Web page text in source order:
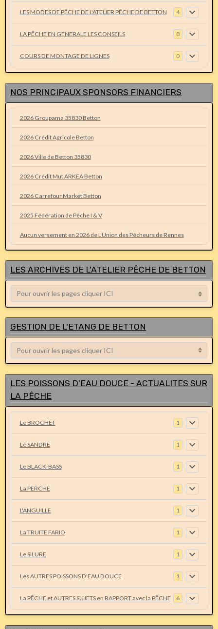
LES MODES DE PÊCHE DE L'ATELIER PÊCHE DE BETTON 4
LA PÊCHE EN GENERALE LES CONSEILS 8
COURS DE MONTAGE DE LIGNES 0
NOS PRINCIPAUX SPONSORS FINANCIERS
2026 Groupama 35830 Betton
2026 Crédit Agricole Betton
2026 Ville de Betton 35830
2026 Crédit Mut ARKEA Betton
2026 Carrefour Market Betton
2025 Fédération de Pêche I & V
Aucun versement en 2026 de L'Union des Pêcheurs de Rennes
LES ARCHIVES DE L'ATELIER PÊCHE DE BETTON
GESTION DE L'ETANG DE BETTON
LES POISSONS D'EAU DOUCE - ACTUALITES SUR
LA PÊCHE
Le BROCHET 1
Le SANDRE 1
Le BLACK-BASS 1
La PERCHE 1
L'ANGUILLE 1
La TRUITE FARIO 1
Le SILURE 1
Les AUTRES POISSONS D'EAU DOUCE 1
La PÊCHE et AUTRES SUJETS en RAPPORT avec la PÊCHE 6